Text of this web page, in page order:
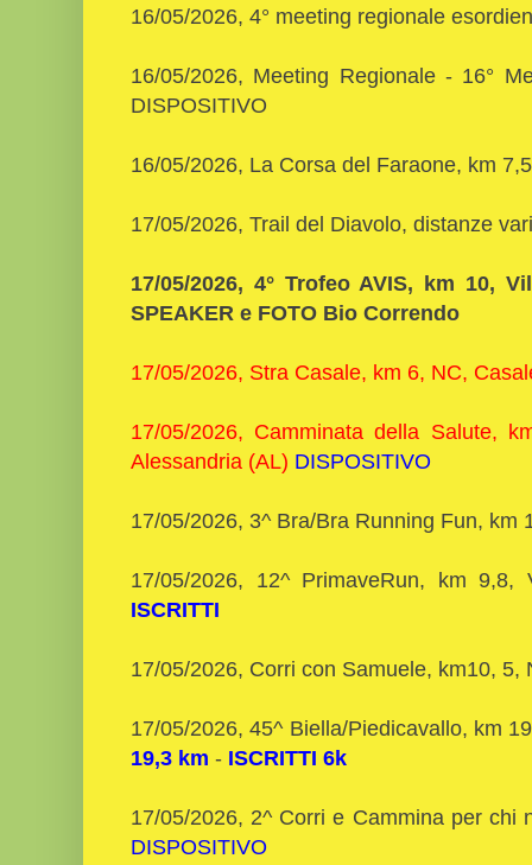
16/05/2026, 4° meeting regionale
16/05/2026, Meeting Regionale - 16°
DISPOSITIVO
16/05/2026, La Corsa del Faraone, km
17/05/2026, Trail del Diavolo, distanze
17/05/2026, 4° Trofeo AVIS, km 10,
SPEAKER e FOTO Bio Correndo
17/05/2026, Stra Casale, km 6, NC,
17/05/2026, Camminata della Salute,
Alessandria (AL) DISPOSITIVO
17/05/2026, 3^ Bra/Bra Running Fun, km
17/05/2026, 12^ PrimaveRun, km
ISCRITTI
17/05/2026, Corri con Samuele, km10,
17/05/2026, 45^ Biella/Piedicavallo, km
19,3 km - ISCRITTI 6k
17/05/2026, 2^ Corri e Cammina per chi
DISPOSITIVO